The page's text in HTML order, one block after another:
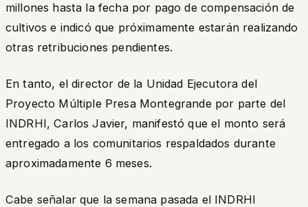
millones hasta la fecha por pago de compensación de
cultivos e indicó que próximamente estarán realizando
otras retribuciones pendientes.
En tanto, el director de la Unidad Ejecutora del
Proyecto Múltiple Presa Montegrande por parte del
INDRHI, Carlos Javier, manifestó que el monto será
entregado a los comunitarios respaldados durante
aproximadamente 6 meses.
Cabe señalar que la semana pasada el INDRHI